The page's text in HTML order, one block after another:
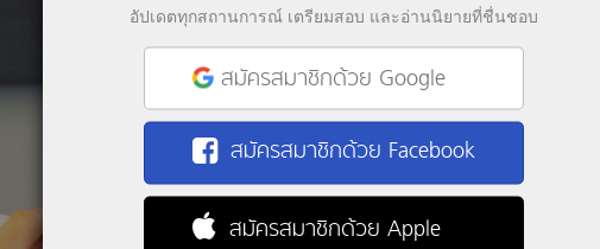
อัปเดตทุกสถานการณ์ เตรียมสอบ และอ่านนิยายที่ชื่นชอบ
สมัครสมาชิกด้วย Google
สมัครสมาชิกด้วย Facebook
สมัครสมาชิกด้วย Apple